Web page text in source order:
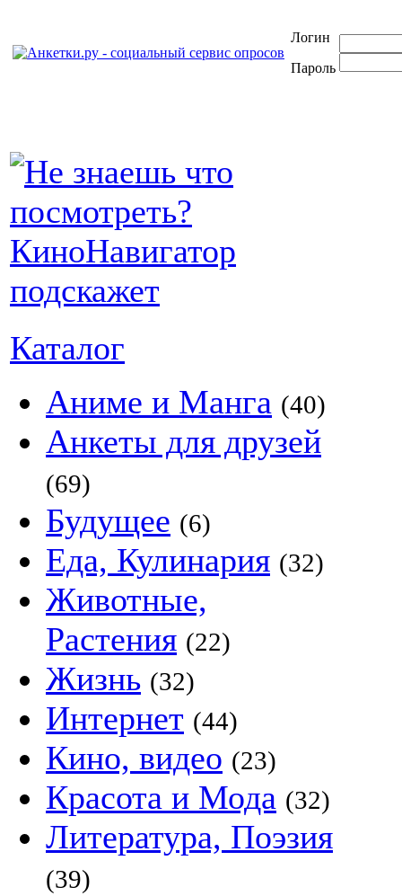
Логин
Пароль
Каталог
Аниме и Манга (40)
Анкеты для друзей
(69)
Будущее (6)
Еда, Кулинария (32)
Животные,
Растения (22)
Жизнь (32)
Интернет (44)
Кино, видео (23)
Красота и Мода (32)
Литература, Поэзия
(39)